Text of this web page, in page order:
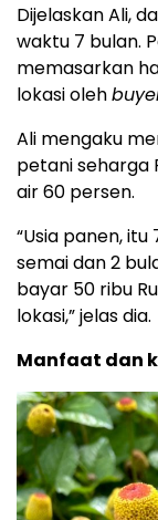
Dijelaskan Ali,
waktu 7 bulan.
memasarkan
lokasi oleh
Ali mengaku
petani seharga
air 60 persen.
“Usia panen, itu
semai dan 2
bayar 50 ribu
lokasi,” jelas dia.
Manfaat dan